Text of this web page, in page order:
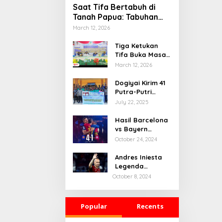
Saat Tifa Bertabuh di
Tanah Papua: Tabuhan
Tradisi yang Menyatukan
Sosial
March 12, 2026
Tiga Ketukan
Tifa Buka Masa
Depan Dogiyai,
Tebai Resmi
Mulai
Musrenbang
March 12, 2026
Dogiyai Kirim 41
Putra-Putri
Terbaik ke India
Komitmen Nyata
Bupati Dogiyai
Mencetak
Depan
July 22, 2025
Hasil Barcelona
vs Bayern
Munchen: 4-1
October 24, 2024
Andres Iniesta
Legenda
Barcelona
October 8, 2024
Popular Recents